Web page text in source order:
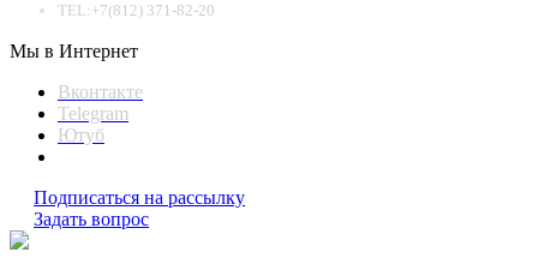
TEL:+7(812) 371-82-20
Мы в Интернет
Вконтакте
Telegram
Ютуб
Подписаться на рассылку
Задать вопрос